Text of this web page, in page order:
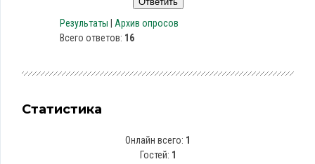
Результаты
Архив опросов
Всего ответов: 16
Статистика
Онлайн всего: 1
Гостей: 1